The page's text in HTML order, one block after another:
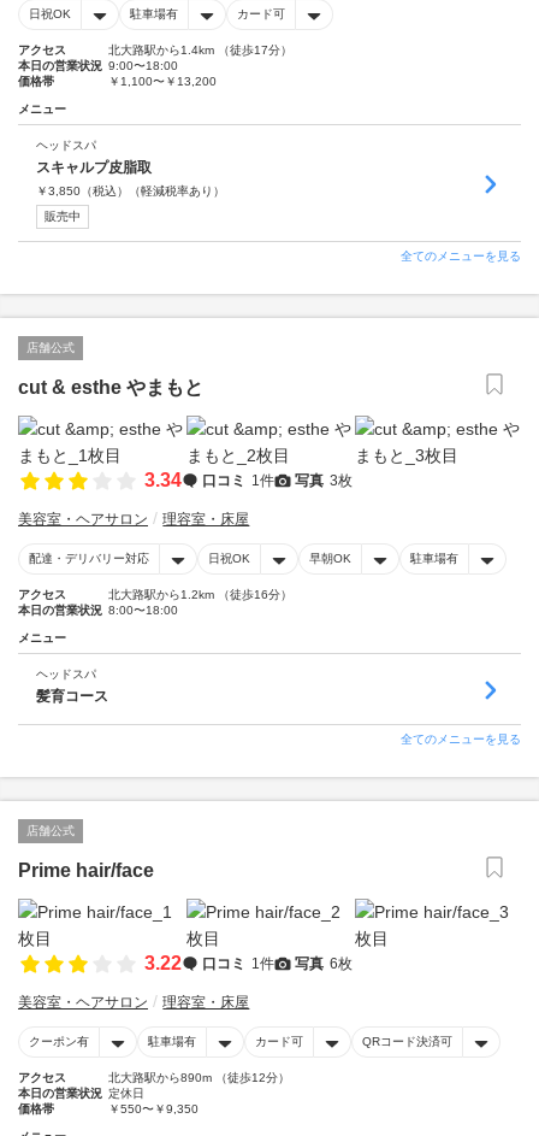
日祝OK 駐車場有 カード可
アクセス
北大路駅から1.4km （徒歩17分）
本日の営業状況 9:00〜18:00
価格帯
￥1,100〜￥13,200
メニュー
ヘッドスパ
スキャルプ皮脂取
￥3,850 （税込）
（軽減税率あり）
販売中
全てのメニューを見る
店舗公式
cut & esthe やまもと
3.34 口コミ 1件 写真 3枚
美容室・ヘアサロン 理容室・床屋
配達・デリバリー対応 日祝OK 早朝OK 駐車場有
アクセス
北大路駅から1.2km （徒歩16分）
本日の営業状況 8:00〜18:00
メニュー
ヘッドスパ
髪育コース
全てのメニューを見る
店舗公式
Prime hair/face
3.22 口コミ 1件 写真 6枚
美容室・ヘアサロン 理容室・床屋
クーポン有 駐車場有 カード可 QRコード決済可
アクセス
北大路駅から890m （徒歩12分）
本日の営業状況 定休日
価格帯
￥550〜￥9,350